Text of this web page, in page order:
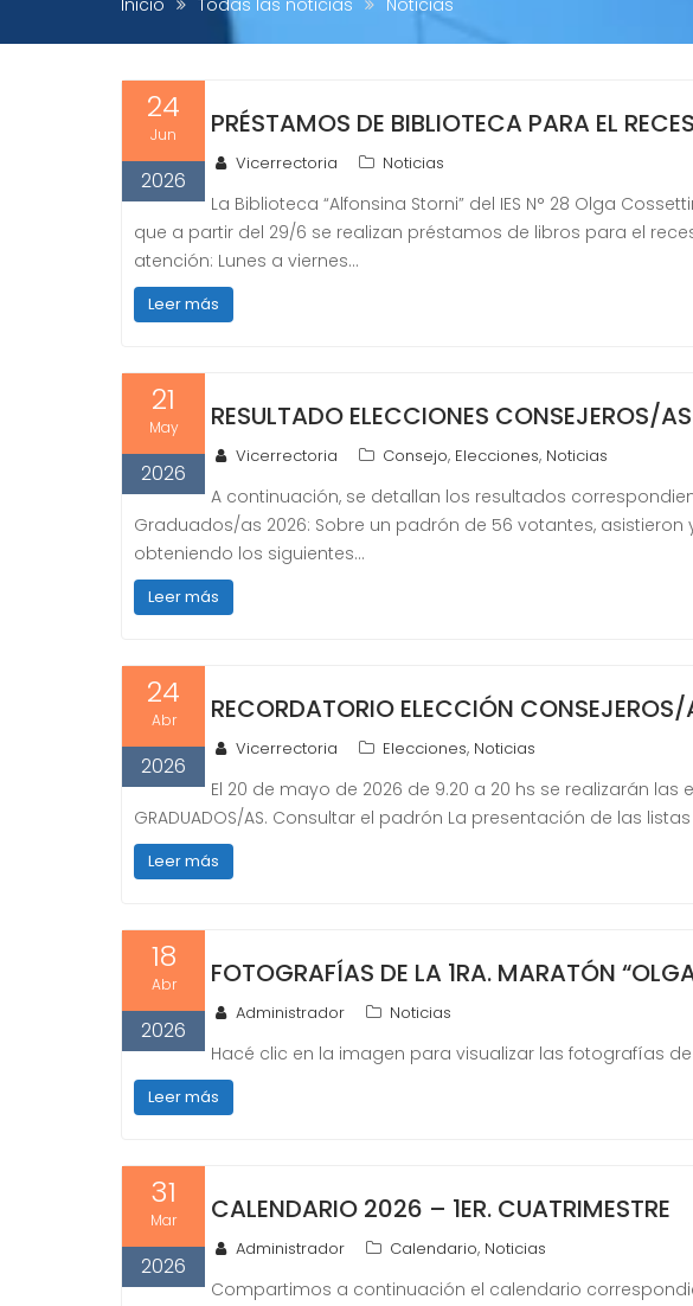
Inicio Todas las noticias Noticias
24
Jun
2026
PRÉSTAMOS DE BIBLIOTECA PARA EL
Vicerrectoria Noticias
La Biblioteca “Alfonsina Storni” del IES N° 28 Olga
que a partir del 29/6 se realizan préstamos de libros para el
atención: Lunes a viernes…
Leer más
21
May
2026
RESULTADO ELECCIONES CONSEJEROS/
Vicerrectoria Consejo, Elecciones, Noticias
A continuación, se detallan los resultados
Graduados/as 2026: Sobre un padrón de 56 votantes,
obteniendo los siguientes…
Leer más
24
Abr
2026
RECORDATORIO ELECCIÓN
Vicerrectoria Elecciones, Noticias
El 20 de mayo de 2026 de 9.20 a 20 hs se realizarán las
GRADUADOS/AS. Consultar el padrón La presentación de las
Leer más
18
Abr
2026
FOTOGRAFÍAS DE LA 1RA. MARATÓN
Administrador Noticias
Hacé clic en la imagen para visualizar las fotografías de
Leer más
31
Mar
2026
CALENDARIO 2026 – 1ER. CUATRIMESTRE
Administrador Calendario, Noticias
Compartimos a continuación el calendario